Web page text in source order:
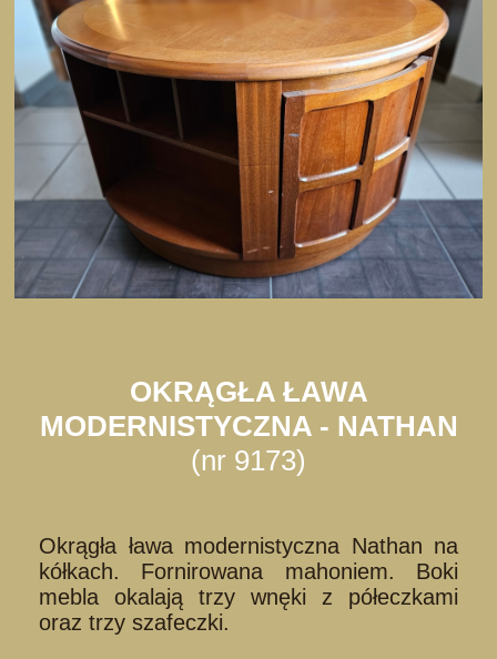
OKRĄGŁA ŁAWA
MODERNISTYCZNA - NATHAN
(nr 9173)
Okrągła ława modernistyczna Nathan na
kółkach. Fornirowana mahoniem. Boki
mebla okalają trzy wnęki z półeczkami
oraz trzy szafeczki.